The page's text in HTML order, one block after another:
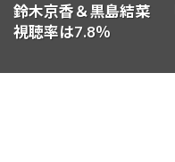
鈴木京香＆黒島結菜
視聴率は7.8％